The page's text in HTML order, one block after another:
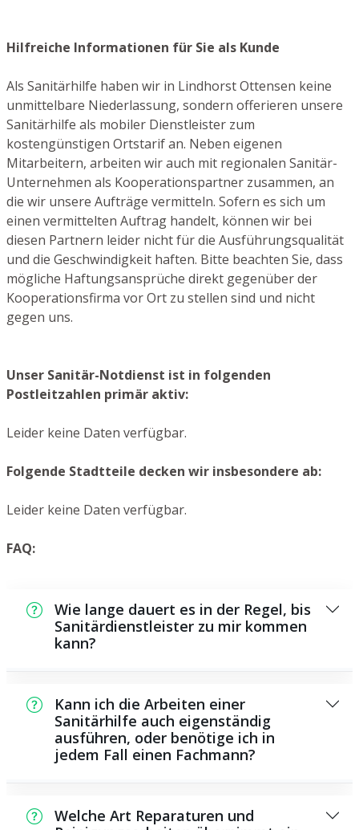
Hilfreiche Informationen für Sie als Kunde
Als Sanitärhilfe haben wir in Lindhorst Ottensen keine
unmittelbare Niederlassung, sondern offerieren unsere
Sanitärhilfe als mobiler Dienstleister zum
kostengünstigen Ortstarif an. Neben eigenen
Mitarbeitern, arbeiten wir auch mit regionalen Sanitär-
Unternehmen als Kooperationspartner zusammen, an
die wir unsere Aufträge vermitteln. Sofern es sich um
einen vermittelten Auftrag handelt, können wir bei
diesen Partnern leider nicht für die Ausführungsqualität
und die Geschwindigkeit haften. Bitte beachten Sie, dass
mögliche Haftungsansprüche direkt gegenüber der
Kooperationsfirma vor Ort zu stellen sind und nicht
gegen uns.
Unser Sanitär-Notdienst ist in folgenden
Postleitzahlen primär aktiv:
Leider keine Daten verfügbar.
Folgende Stadtteile decken wir insbesondere ab:
Leider keine Daten verfügbar.
FAQ:
Wie lange dauert es in der Regel, bis
Sanitärdienstleister zu mir kommen
kann?
Zeit bei Ihnen vor Ort sein. Dies hängt unter
anderem von der Auftragslage zu diesem
Zeitpunkt ab sowie von der Verkehrslage
und der Entfernung zu Ihnen.
Kann ich die Arbeiten einer
Sanitärhilfe auch eigenständig
ausführen, oder benötige ich in
jedem Fall einen Fachmann?
Wartungsarbeiten, die Sie selbst
Welche Art Reparaturen und